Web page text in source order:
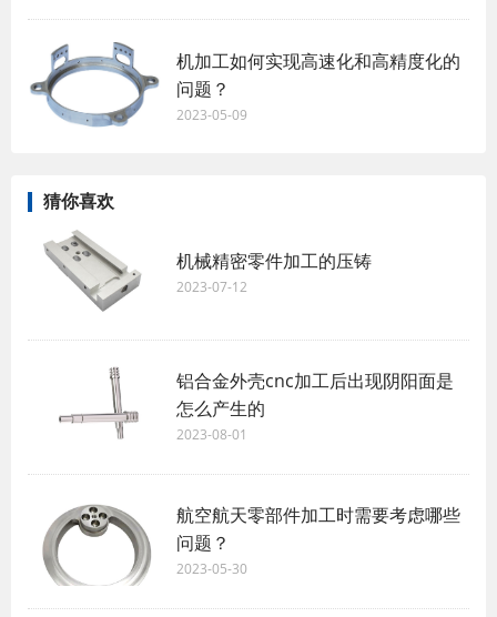
机加工如何实现高速化和高精度化的
问题？
2023-05-09
猜你喜欢
机械精密零件加工的压铸
2023-07-12
铝合金外壳cnc加工后出现阴阳面是
怎么产生的
2023-08-01
航空航天零部件加工时需要考虑哪些
问题？
2023-05-30